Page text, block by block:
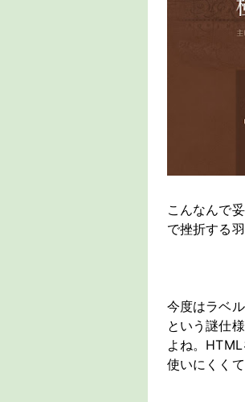
こんなんで
で挫折する羽
今度はラベ
という謎仕
よね。
使いにくくて